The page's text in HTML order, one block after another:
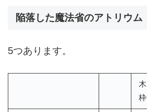
陥落した魔法省のアトリウム
5つあります。
木
枠